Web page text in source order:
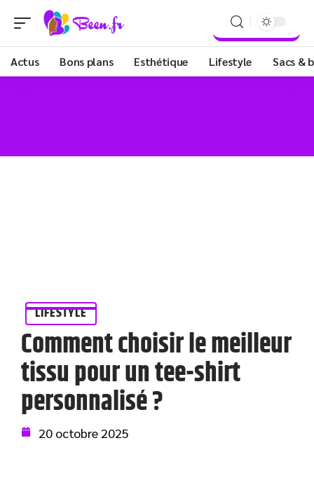
Actus Bons plans Esthétique Lifestyle Sacs &
LIFESTYLE
Comment choisir le meilleur
tissu pour un tee-shirt
personnalisé ?
20 octobre 2025